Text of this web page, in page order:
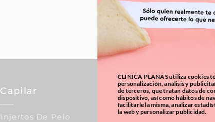
LEARN
Capilar
Injertos De Pelo
Pecho
Aumento De Pecho
CLINICA PLANAS utiliza cookies
personalización, análisis y
de terceros, que tratan datos de
dispositivo, así como hábitos de
facilitarle la misma, analizar
la web y personalizar publicidad.